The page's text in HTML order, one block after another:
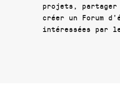
projets,
créer un Forum
intéressées par